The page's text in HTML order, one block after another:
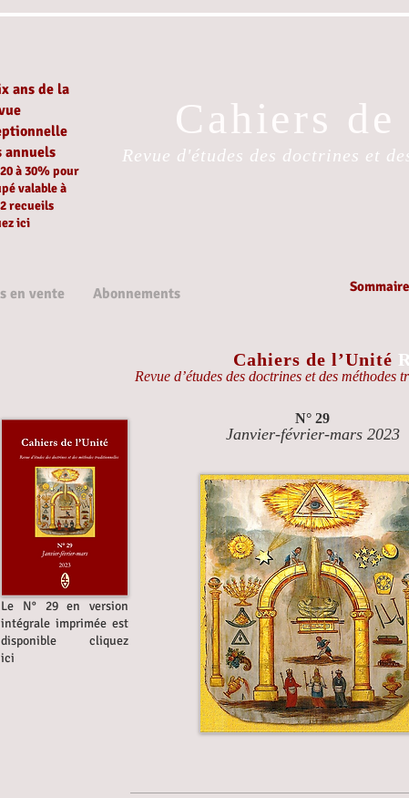
ans de la
annuels
à 30%pour
valable à
recueils
ici
Revue d'études des doctrines et
Cahiers
en vente Abonnements
Cahiers de l’Unité
Revue d’études des doctrines et des méthodes
N° 29
Janvier-février-mars 2023
Le N° 29 en version
intégrale imprimée est
disponible cliquez
ici